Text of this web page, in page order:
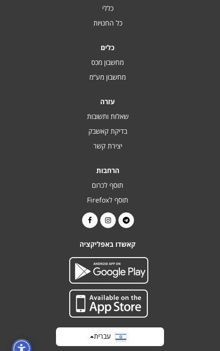
כללי
כל החנויות
כלים
מחשבון מכס
מחשבון מע“מ
עזרה
שאלות ותשובות
בדיקת קאשבק
יצירת קשר
הרחבות
תוסף לכרום
תוסף לFirefox
קאשדו באפליקציה
עברית